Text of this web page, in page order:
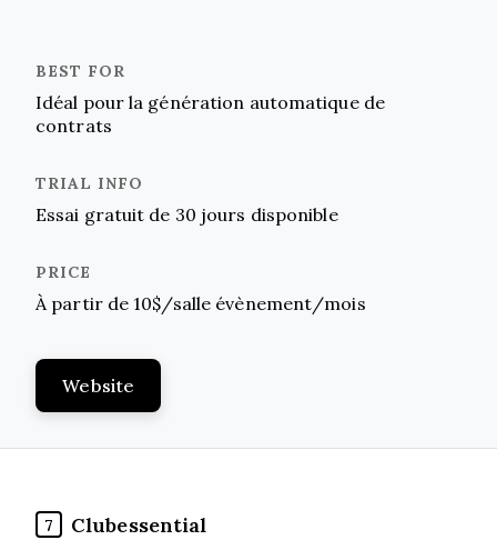
Idéal pour la génération automatique de
contrats
Essai gratuit de 30 jours disponible
À partir de 10$/salle évènement/mois
Website
7 Clubessential